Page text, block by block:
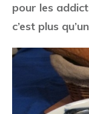
pour les
c’est plus